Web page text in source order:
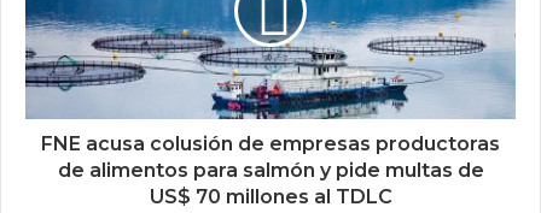
FNE acusa colusión de empresas productoras
de alimentos para salmón y pide multas de
US$ 70 millones al TDLC